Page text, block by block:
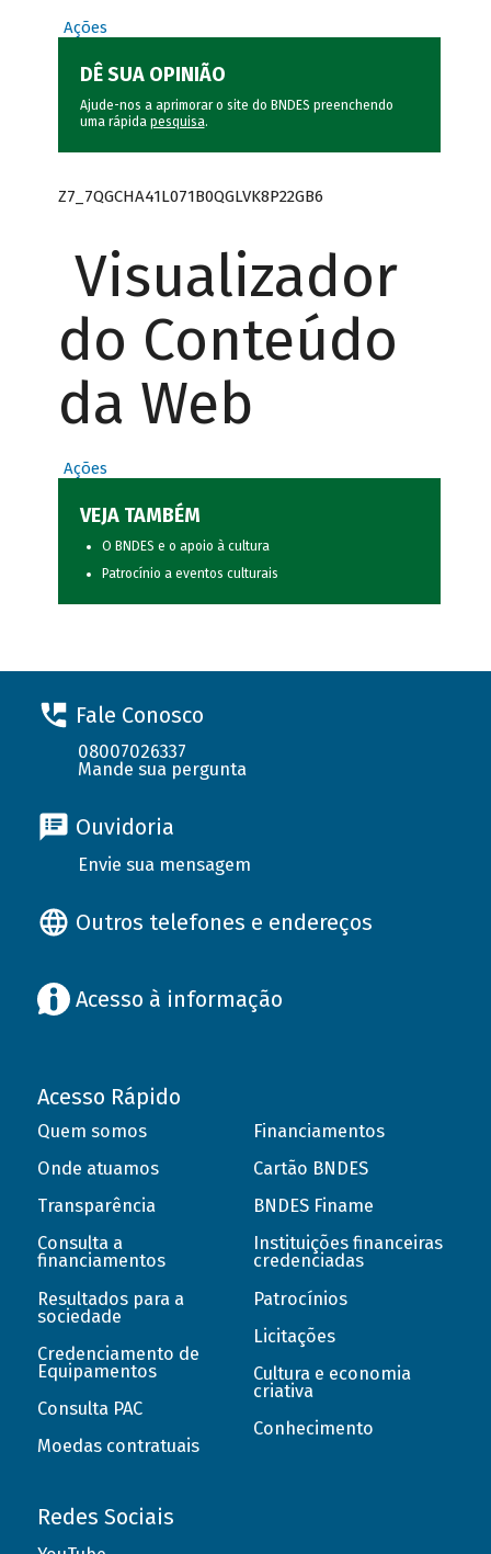
Ações
DÊ SUA OPINIÃO
Ajude-nos a aprimorar o site do BNDES preenchendo
uma rápida pesquisa.
Z7_7QGCHA41L071B0QGLVK8P22GB6
Visualizador
do Conteúdo
da Web
Ações
VEJA TAMBÉM
O BNDES e o apoio à cultura
Patrocínio a eventos culturais
Fale Conosco
08007026337
Mande sua pergunta
Ouvidoria
Envie sua mensagem
Outros telefones e endereços
Acesso à informação
Acesso Rápido
Quem somos
Onde atuamos
Transparência
Consulta a
financiamentos
Resultados para a
sociedade
Credenciamento de
Equipamentos
Consulta PAC
Moedas contratuais
Financiamentos
Cartão BNDES
BNDES Finame
Instituições financeiras
credenciadas
Patrocínios
Licitações
Cultura e economia
criativa
Conhecimento
Redes Sociais